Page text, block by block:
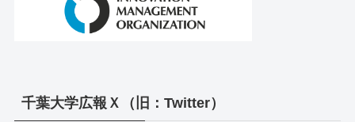
千葉大学広報Ｘ（旧：Twitter）